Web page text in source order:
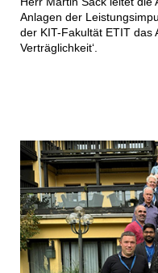
Anlagen der
der KIT-Fakultät ETIT das
Verträglichkeit‘.